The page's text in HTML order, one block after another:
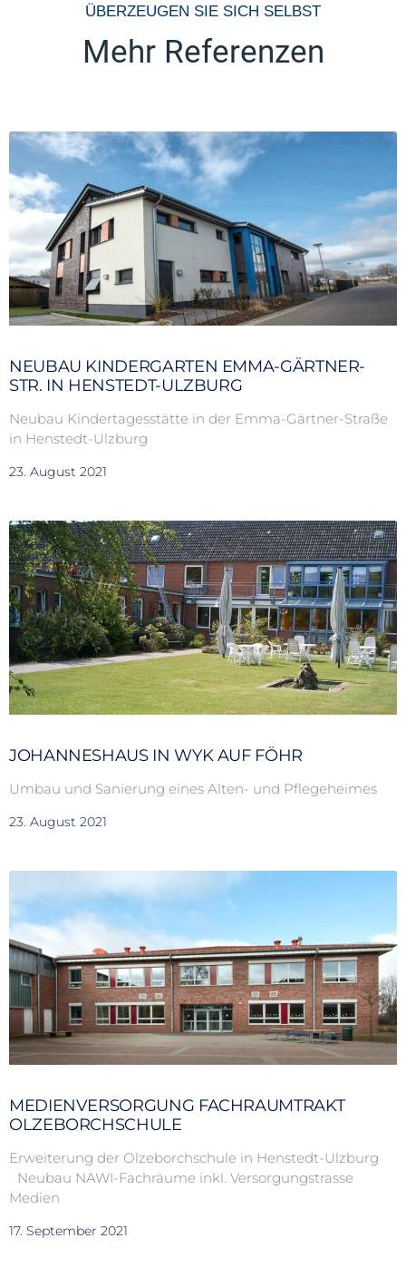
ÜBERZEUGEN SIE SICH SELBST
Mehr Referenzen
NEUBAU KINDERGARTEN EMMA-GÄRTNER-
STR. IN HENSTEDT-ULZBURG
Neubau Kindertagesstätte in der Emma-Gärtner-Straße
in Henstedt-Ulzburg
23. August 2021
JOHANNESHAUS IN WYK AUF FÖHR
Umbau und Sanierung eines Alten- und Pflegeheimes
23. August 2021
MEDIENVERSORGUNG FACHRAUMTRAKT
OLZEBORCHSCHULE
Erweiterung der Olzeborchschule in Henstedt-Ulzburg
Neubau NAWI-Fachräume inkl. Versorgungstrasse
Medien
17. September 2021